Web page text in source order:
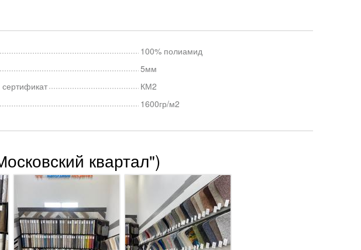
100% полиамид
5мм
КМ2
1600гр/м2
квартал")